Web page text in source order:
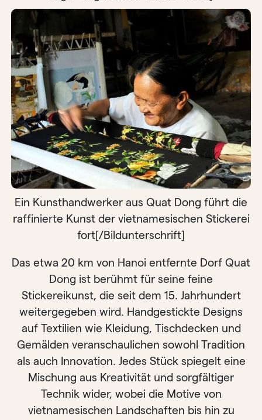
Ein Kunsthandwerker aus Quat Dong führt die
raffinierte Kunst der vietnamesischen Stickerei
fort[/Bildunterschrift]
Das etwa 20 km von Hanoi entfernte Dorf Quat
Dong ist berühmt für seine feine
Stickereikunst, die seit dem 15. Jahrhundert
weitergegeben wird. Handgestickte Designs
auf Textilien wie Kleidung, Tischdecken und
Gemälden veranschaulichen sowohl Tradition
als auch Innovation. Jedes Stück spiegelt eine
Mischung aus Kreativität und sorgfältiger
Technik wider, wobei die Motive von
vietnamesischen Landschaften bis hin zu